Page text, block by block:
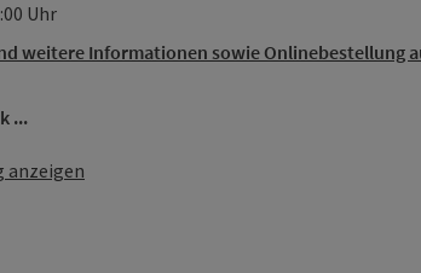
Uhr
weitere Informationen sowie Onlinebestellung
...
anzeigen